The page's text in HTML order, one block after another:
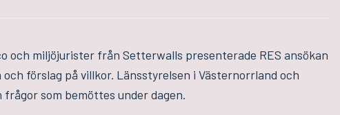
och miljöjurister från Setterwalls presenterade RES ansökan
förslag på villkor. Länsstyrelsen i Västernorrland och
som bemöttes under dagen.